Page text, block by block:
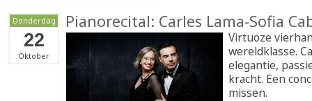
Donderdag
22
Oktober
Pianorecital: Carles Lama-Sofia
Virtuoze
wereldklasse.
elegantie,
kracht. Een
missen.